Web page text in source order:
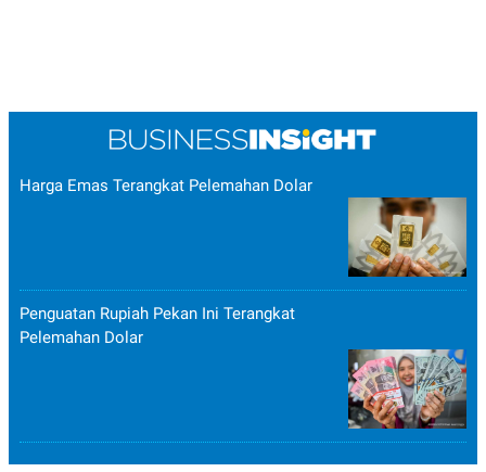
Harga Emas Terangkat Pelemahan Dolar
Penguatan Rupiah Pekan Ini Terangkat
Pelemahan Dolar